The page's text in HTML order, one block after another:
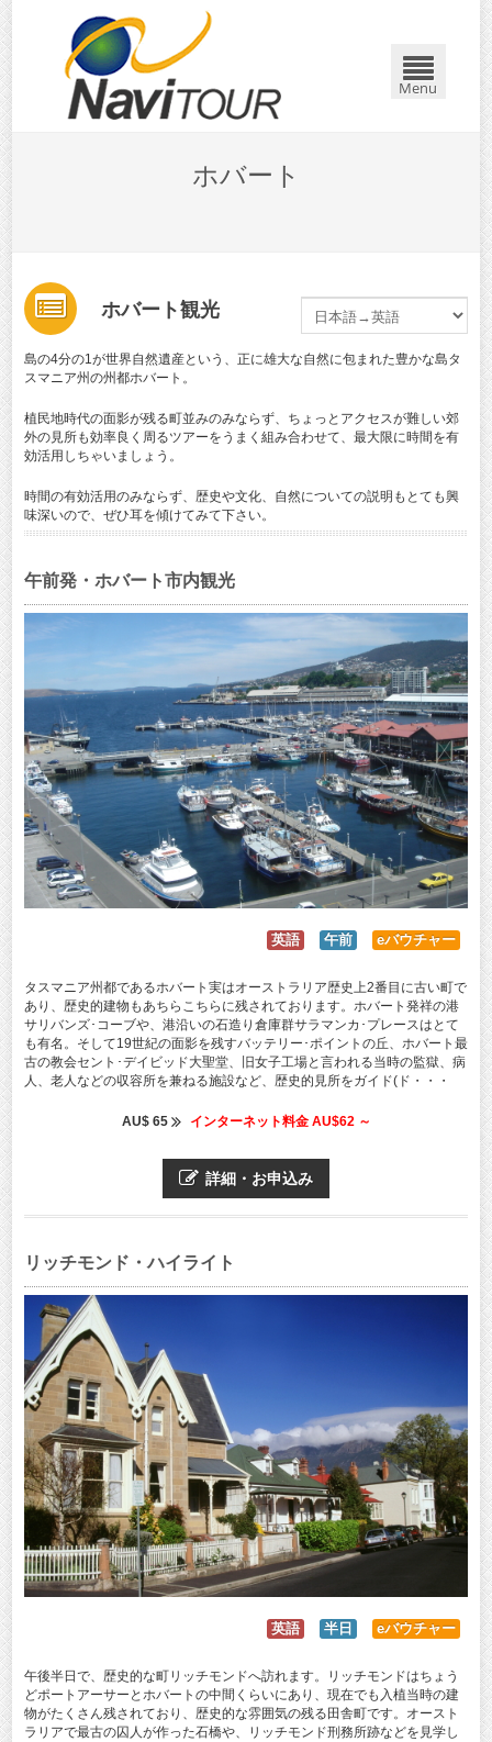
Menu
ホバート
ホバート観光
島の4分の1が世界自然遺産という、正に雄大な自然に包まれた豊かな島タ
スマニア州の州都ホバート。
植民地時代の面影が残る町並みのみならず、ちょっとアクセスが難しい郊
外の見所も効率良く周るツアーをうまく組み合わせて、最大限に時間を有
効活用しちゃいましょう。
時間の有効活用のみならず、歴史や文化、自然についての説明もとても興
味深いので、ぜひ耳を傾けてみて下さい。
午前発・ホバート市内観光
英語 午前 eバウチャー
タスマニア州都であるホバート実はオーストラリア歴史上2番目に古い町で
あり、歴史的建物もあちらこちらに残されております。ホバート発祥の港
サリバンズ･コーブや、港沿いの石造り倉庫群サラマンカ･プレースはとて
も有名。そして19世紀の面影を残すバッテリー･ポイントの丘、ホバート最
古の教会セント･デイビッド大聖堂、旧女子工場と言われる当時の監獄、病
人、老人などの収容所を兼ねる施設など、歴史的見所をガイド(ド・・・
AU$ 65 インターネット料金 AU$62 ～
詳細・お申込み
リッチモンド・ハイライト
英語 半日 eバウチャー
午後半日で、歴史的な町リッチモンドへ訪れます。リッチモンドはちょう
どポートアーサーとホバートの中間くらいにあり、現在でも入植当時の建
物がたくさん残されており、歴史的な雰囲気の残る田舎町です。オースト
ラリアで最古の囚人が作った石橋や、リッチモンド刑務所跡などを見学し